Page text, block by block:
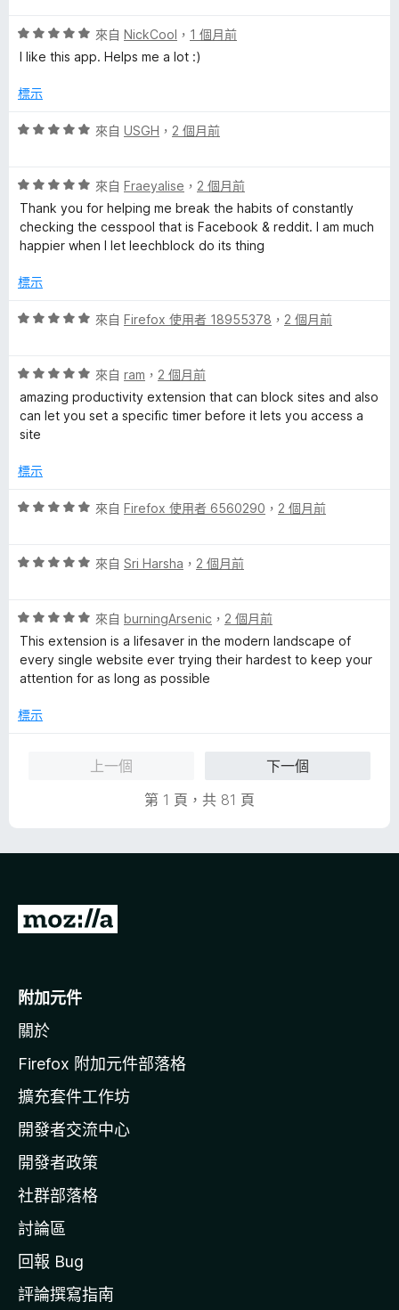
分
5
分
，
分
分
評
價
分
滿
分
來自 NickCool ， 1 個月前
I like this app. Helps me a lot :)
標示
評
分
，
滿
分
分
來自 USGH ， 2 個月前
評
價
5
分
滿
5
來自 Fraeyalise ， 2 個月前
Thank you for helping me break the habits of constantly
checking the cesspool that is Facebook & reddit. I am much
happier when I let leechblock do its thing
標示
評
分
，
滿
分
分
來自 Firefox 使用者 18955378 ， 2 個月前
評
價
5
分
滿
5
來自 ram ， 2 個月前
amazing productivity extension that can block sites and also
can let you set a specific timer before it lets you access a
site
標示
評
分
分
5
分
來自 Firefox 使用者 6560290 ， 2 個月前
評
分
，
滿
分
分
來自 Sri Harsha ， 2 個月前
評
價
5
分
滿
來自 burningArsenic ， 2 個月前
This extension is a lifesaver in the modern landscape of
every single website ever trying their hardest to keep your
attention for as long as possible
標示
上一個
下一個
第 1 頁，共 81 頁
前
o
i
l
a
官
網
附加元件
關於
Firefox 附加元件部落格
擴充套件工作坊
開發者交流中心
開發者政策
社群部落格
討論區
回報 Bug
評論撰寫指南